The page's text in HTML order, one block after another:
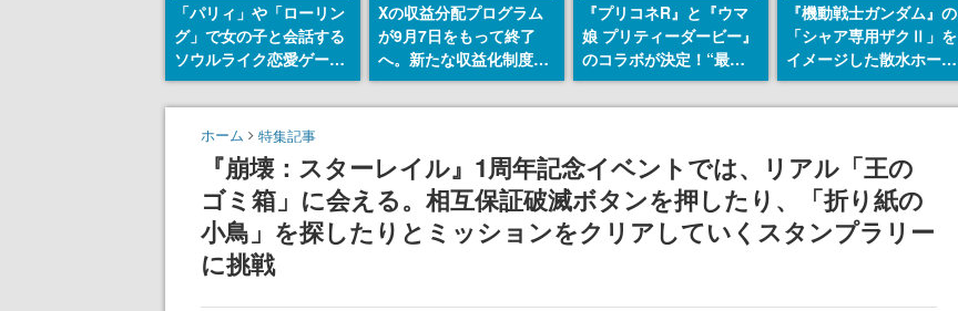
「パリィ」や「ローリン
グ」で女の子と会話する
ソウルライク恋愛ゲーム
『小早川さんはソウルラ
イク』無料公開。返事に
失敗すると「YOU
DIED」
Xの収益分配プログラム
が9月7日をもって終了
へ。新たな収益化制度
「Original Content
Rewards Program」を
『プリコネR』と『ウマ
娘 プリティーダービー』
のコラボが決定！“最大
170連無料”の8.5周年キ
ャンペーンなども発表
『機動戦士ガンダム』の
「シャア専用ザクⅡ」を
イメージした散水ホース
リールが予約開始。本体
にはシャアのパーソナル
エンブレム、型式番号な
どを配置
ホーム 特集記事
『崩壊：スターレイル』1周年記念イベントでは、リアル「王の
ゴミ箱」に会える。相互保証破滅ボタンを押したり、「折り紙の
小鳥」を探したりとミッションをクリアしていくスタンプラリー
に挑戦